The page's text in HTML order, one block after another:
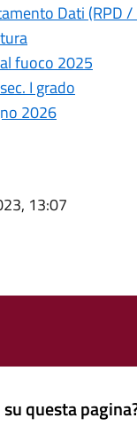
Dati (RPD /
fuoco 2025
I grado
2026
13:07
questa